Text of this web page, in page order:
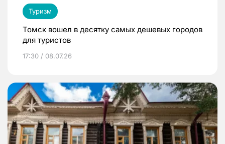
Туризм
Томск вошел в десятку самых дешевых городов
для туристов
17:30 / 08.07.26